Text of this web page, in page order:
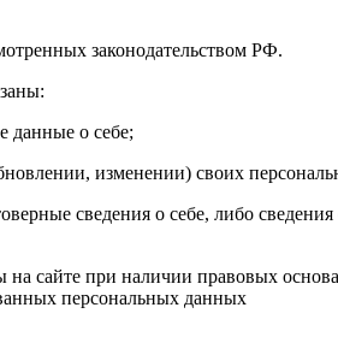
законодательством РФ.
данные о себе;
изменении) своих
сведения о себе, либо
сайте при наличии правовых
персональных данных